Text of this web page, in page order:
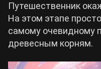
Путешественник
На этом этапе
самому очевидному
древесным корням.